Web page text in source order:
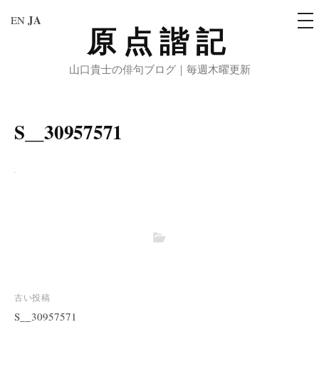
へ
原点諧記
山口貴士の俳句ブログ｜毎週木曜更新
メ
ニ
S__30957571
投
稿
古い投稿
S__30957571
EN JA